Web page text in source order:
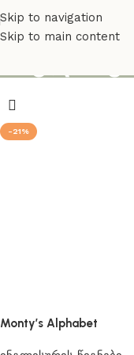
Skip to navigation
Skip to main content
-21%
Monty’s Alphabet